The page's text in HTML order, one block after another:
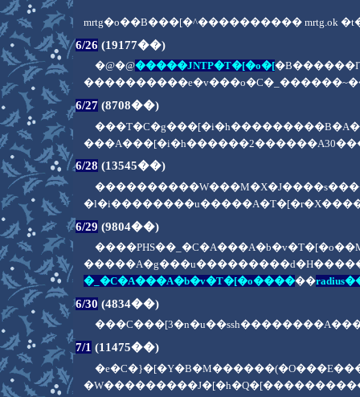
mrtg�o��B���[�^���������� mrtg.ok
6/26 (19177��)
�@�@�����JNTP�T�[�o�[
6/27 (8708��)
6/28 (13545��)
6/29 (9804��)
�_�C�A���A�b�v�T�[�o������
6/30 (4834��)
7/1 (11475��)